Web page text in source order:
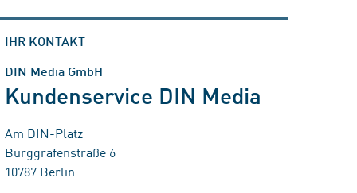
IHR KONTAKT
DIN Media GmbH
Kundenservice DIN Media
Am DIN-Platz
Burggrafenstraße 6
10787 Berlin